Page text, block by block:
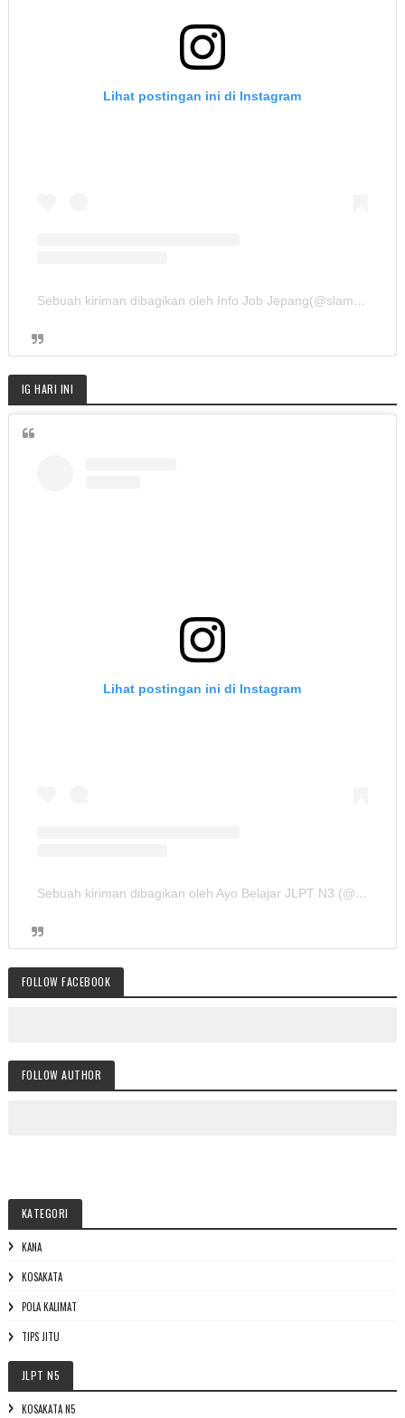
Lihat postingan ini di Instagram
Sebuah kiriman dibagikan oleh Info Job Jepang(@slamet.sushibomber)
IG HARI INI
Lihat postingan ini di Instagram
Sebuah kiriman dibagikan oleh Ayo Belajar JLPT N3 (@ayobelajar_jlptn3)
FOLLOW FACEBOOK
FOLLOW AUTHOR
KATEGORI
KANA
KOSAKATA
POLA KALIMAT
TIPS JITU
JLPT N5
KOSAKATA N5